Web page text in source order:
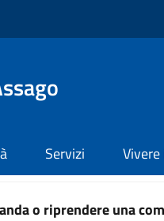
Servizi
o riprendere una